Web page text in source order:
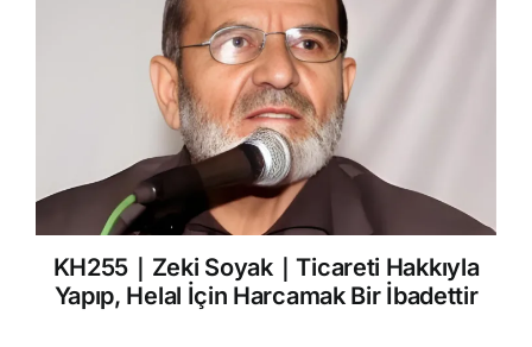
KH255｜Zeki Soyak｜Ticareti Hakkıyla
Yapıp, Helal İçin Harcamak Bir İbadettir